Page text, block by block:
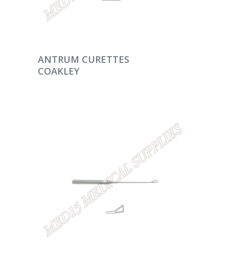
DEVAMINI OKU
ANTRUM CURETTES
COAKLEY